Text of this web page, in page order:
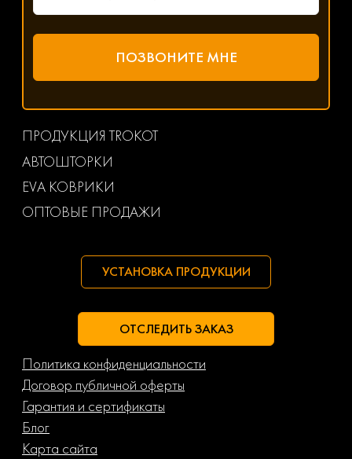
ПРОДУКЦИЯ TROKOT
АВТОШТОРКИ
EVA КОВРИКИ
ОПТОВЫЕ ПРОДАЖИ
УСТАНОВКА ПРОДУКЦИИ
ОТСЛЕДИТЬ ЗАКАЗ
Политика конфиденциальности
Договор публичной оферты
Гарантия и сертификаты
Блог
Карта сайта